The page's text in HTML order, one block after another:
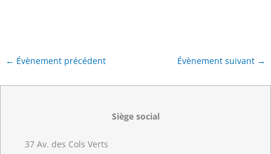
← Évènement précédent Évènement suivant →
Siège social
37 Av. des Cols Verts